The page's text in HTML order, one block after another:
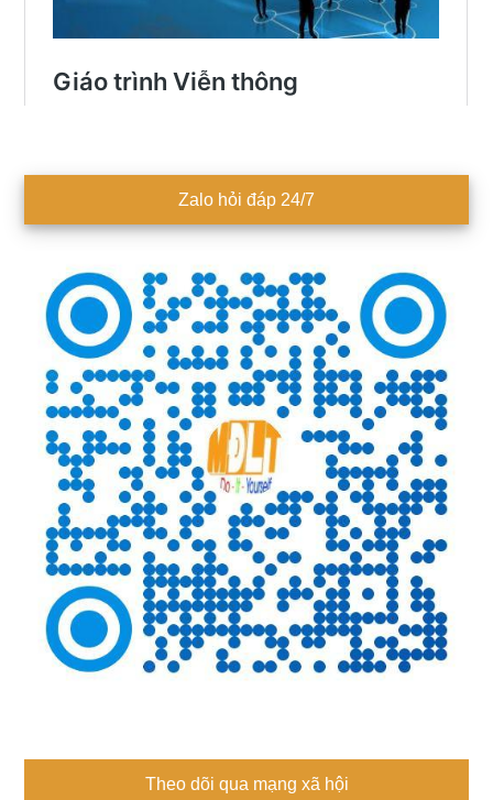
chính
Zalo hỏi đáp 24/7
Theo dõi qua mạng xã hội